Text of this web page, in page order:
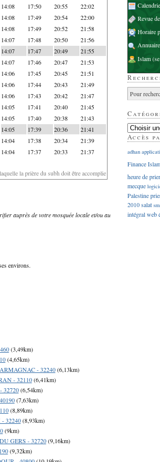
14:08 17:50 20:55 22:02
14:08 17:49 20:54 22:00
14:08 17:49 20:52 21:58
14:07 17:48 20:50 21:56
14:07 17:47 20:49 21:55
14:07 17:46 20:47 21:53
14:06 17:45 20:45 21:51
14:06 17:44 20:43 21:49
14:06 17:43 20:42 21:47
14:05 17:41 20:40 21:45
14:05 17:40 20:38 21:43
14:05 17:39 20:36 21:41
14:04 17:38 20:34 21:39
14:04 17:37 20:33 21:37
la prière du subh doit être accomplie
auprès de votre mosquée locale et/ou au
environs.
(3,49km)
(4,65km)
- 32240(6,13km)
- 32110(6,41km)
32720(6,54km)
(7,63km)
(8,89km)
32240(8,93km)
(9km)
GERS - 32720(9,16km)
(9,32km)
Revue
Horaire
Islam
Accès
adhan
Finance
heure de
mecque
Palestine
2010salat
intégralweb